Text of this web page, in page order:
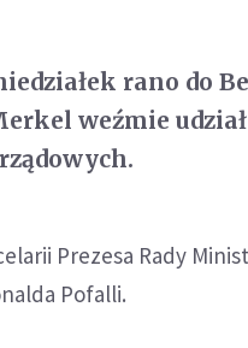
rano do
weźmie
Prezesa Rady
Pofalli.